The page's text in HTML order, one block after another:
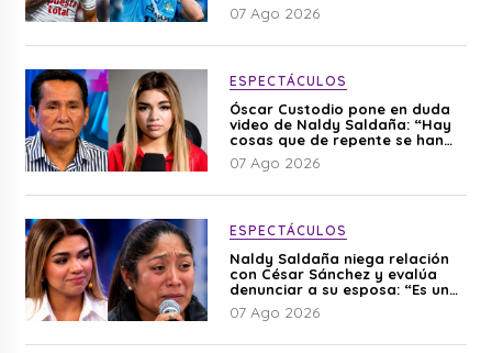
07 Ago 2026
ESPECTÁCULOS
Óscar Custodio pone en duda
video de Naldy Saldaña: “Hay
cosas que de repente se han
editado”
07 Ago 2026
ESPECTÁCULOS
Naldy Saldaña niega relación
con César Sánchez y evalúa
denunciar a su esposa: “Es una
difamación”
07 Ago 2026